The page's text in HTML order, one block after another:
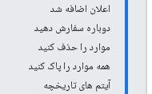
اعلان اضافه شد
دوباره سفارش دهید
موارد را حذف کنید
همه موارد را پاک کنید
آیتم های تاریخچه